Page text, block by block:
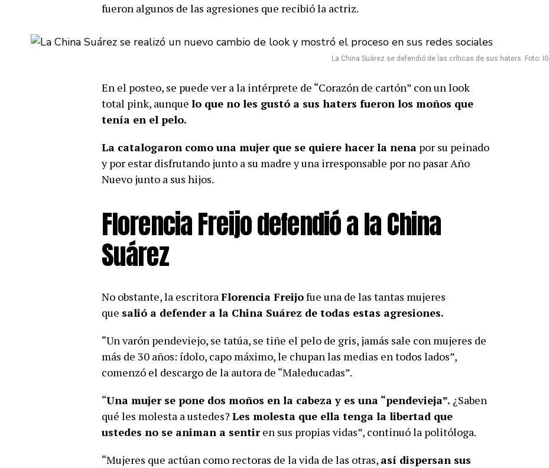
fueron algunos de las agresiones que recibió la actriz.
La China Suárez se defendió de las críticas de sus haters. Foto: IG.
En el posteo, se puede ver a la intérprete de “Corazón de cartón” con un look
total pink, aunque lo que no les gustó a sus haters fueron los moños que
tenía en el pelo.
La catalogaron como una mujer que se quiere hacer la nena por su peinado
y por estar disfrutando junto a su madre y una irresponsable por no pasar Año
Nuevo junto a sus hijos.
Florencia Freijo defendió a la China
Suárez
No obstante, la escritora Florencia Freijofue una de las tantas mujeres
que salió a defender a la China Suárez de todas estas agresiones.
“Un varón pendeviejo, se tatúa, se tiñe el pelo de gris, jamás sale con mujeres de
más de 30 años: ídolo, capo máximo, le chupan las medias en todos lados”,
comenzó el descargo de la autora de “Maleducadas”.
“Una mujer se pone dos moños en la cabeza y es una “pendevieja”. ¿Saben
qué les molesta a ustedes? Les molesta que ella tenga la libertad que
ustedes no se animan a sentiren sus propias vidas”, continuó la politóloga.
“Mujeres que actúan como rectoras de la vida de las otras, así dispersan sus